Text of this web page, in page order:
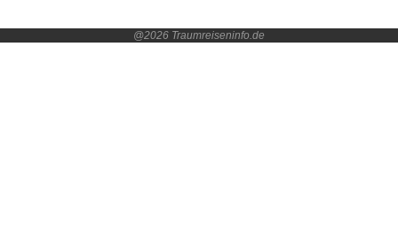
@2026 Traumreiseninfo.de